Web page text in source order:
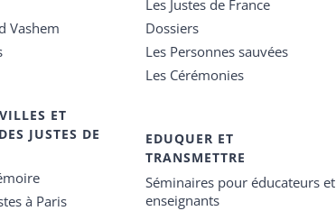
Vashem
ET
JUSTES DE
à Paris
Les Justes de France
Dossiers
Les Personnes sauvées
Les Cérémonies
EDUQUER ET
TRANSMETTRE
Séminaires pour éducateurs et
enseignants